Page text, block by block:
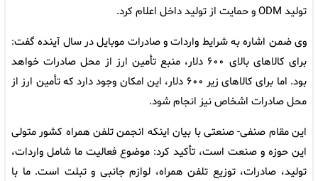
تولید ODM و حمایت از تولید داخل اعلام کرد.
وی ضمن اشاره به شرایط واردات و صادرات موبایل در سال آینده گفت:
برای کالاهای بالای ۶۰۰ دلار، منبع تأمین ارز از محل صادرات خواهد
بود. اما برای کالاهای زیر ۶۰۰ دلار، این امکان وجود دارد که تأمین ارز از
محل صادرات اشخاص نیز انجام شود.
این مقام صنفی- صنعتی با بیان اینکه انجمن تلفن همراه کشور متولی
این حوزه و صنعت است، تأکید کرد: موضوع فعالیت ما شامل واردات،
تولید، صادرات، توزیع تلفن همراه، لوازم جانبی و تبلت است. ما با